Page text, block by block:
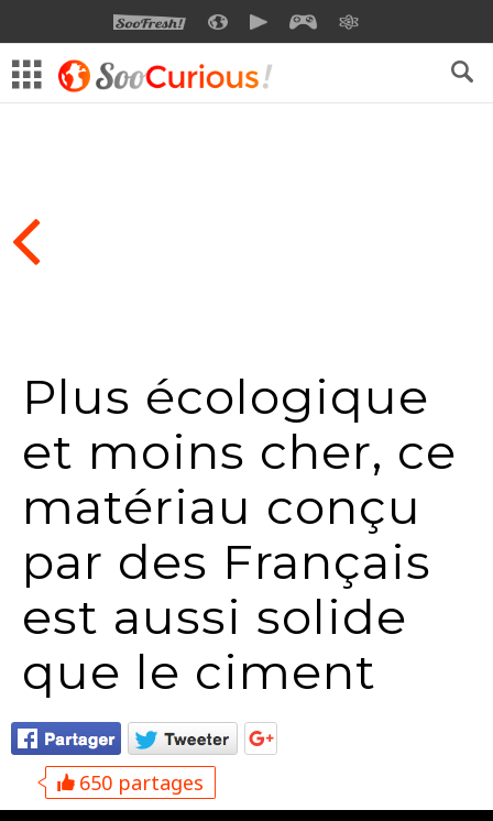
SOOFRESHSOOCURIOUSSOOMOTIONSOOGEEK
Plus écologique
et moins cher, ce
matériau conçu
par des Français
est aussi solide
que le ciment
650 partages